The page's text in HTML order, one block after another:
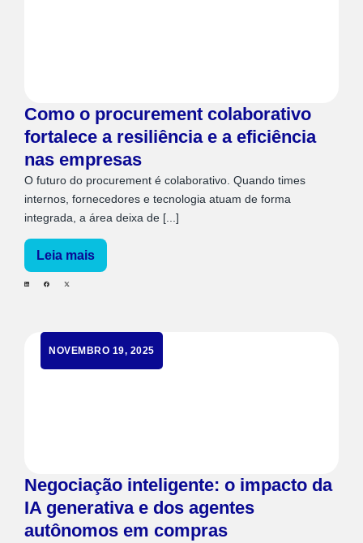
Como o procurement colaborativo
fortalece a resiliência e a eficiência
nas empresas
O futuro do procurement é colaborativo. Quando times
internos, fornecedores e tecnologia atuam de forma
integrada, a área deixa de [...]
Leia mais
NOVEMBRO 19, 2025
Negociação inteligente: o impacto da
IA generativa e dos agentes
autônomos em compras